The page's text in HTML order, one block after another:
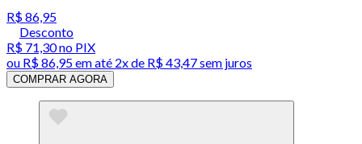
R$ 86,95
Desconto
R$ 71,30no PIX
ou R$ 86,95em até 2x de R$ 43,47 sem juros
COMPRAR AGORA